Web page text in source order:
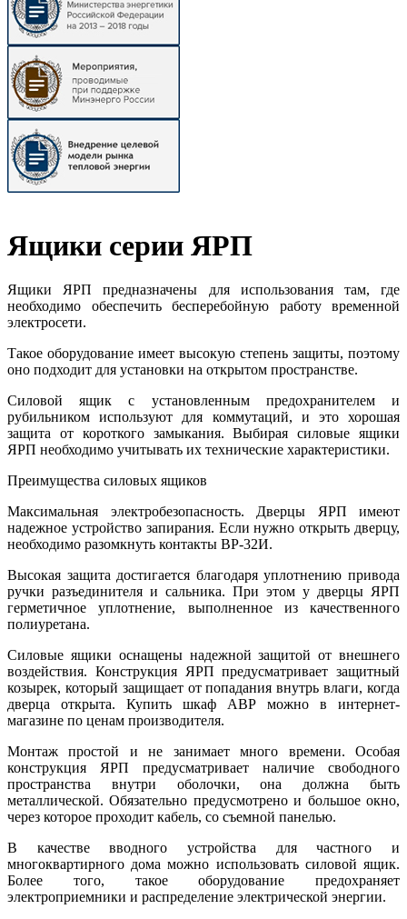
Ящики серии ЯРП
Ящики ЯРП предназначены для использования там, где
необходимо обеспечить бесперебойную работу временной
электросети.
Такое оборудование имеет высокую степень защиты, поэтому
оно подходит для установки на открытом пространстве.
Силовой ящик с установленным предохранителем и
рубильником используют для коммутаций, и это хорошая
защита от короткого замыкания. Выбирая силовые ящики
ЯРП необходимо учитывать их технические характеристики.
Преимущества силовых ящиков
Максимальная электробезопасность. Дверцы ЯРП имеют
надежное устройство запирания. Если нужно открыть дверцу,
необходимо разомкнуть контакты ВР-32И.
Высокая защита достигается благодаря уплотнению привода
ручки разъединителя и сальника. При этом у дверцы ЯРП
герметичное уплотнение, выполненное из качественного
полиуретана.
Силовые ящики оснащены надежной защитой от внешнего
воздействия. Конструкция ЯРП предусматривает защитный
козырек, который защищает от попадания внутрь влаги, когда
дверца открыта. Купить шкаф АВР можно в интернет-
магазине по ценам производителя.
Монтаж простой и не занимает много времени. Особая
конструкция ЯРП предусматривает наличие свободного
пространства внутри оболочки, она должна быть
металлической. Обязательно предусмотрено и большое окно,
через которое проходит кабель, со съемной панелью.
В качестве вводного устройства для частного и
многоквартирного дома можно использовать силовой ящик.
Более того, такое оборудование предохраняет
электроприемники и распределение электрической энергии.